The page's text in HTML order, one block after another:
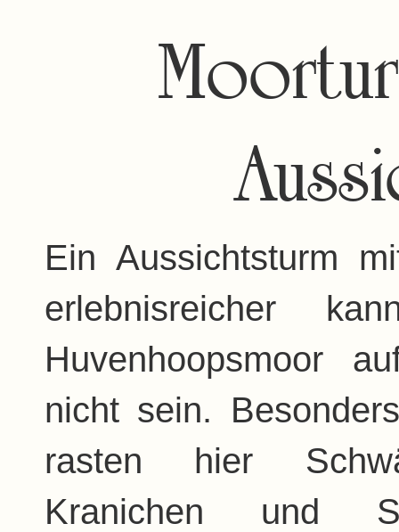
Ein Aussichtsturm
erlebnisreicher
Huvenhoopsmoor
nicht sein.
rasten hier
Kranichen und